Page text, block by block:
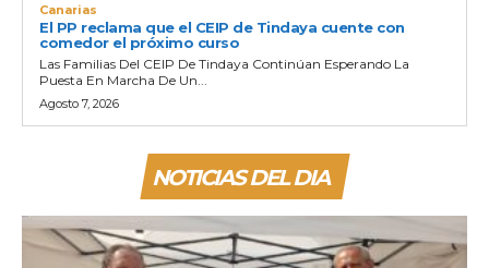
Canarias
El PP reclama que el CEIP de Tindaya cuente con
comedor el próximo curso
Las Familias Del CEIP De Tindaya Continúan Esperando La
Puesta En Marcha De Un...
Agosto 7, 2026
NOTICIAS DEL DIA